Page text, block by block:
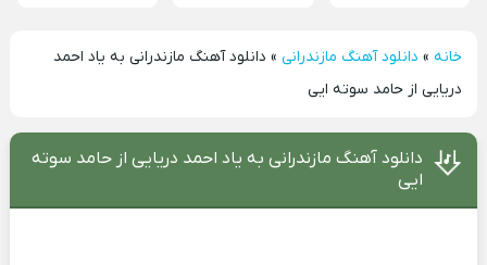
خانه» دانلود آهنگ مازندرانی» دانلود آهنگ مازندرانی به یاد احمد
دریایی از حامد سوته ایی
دانلود آهنگ مازندرانی به یاد احمد دریایی از حامد سوته
ایی